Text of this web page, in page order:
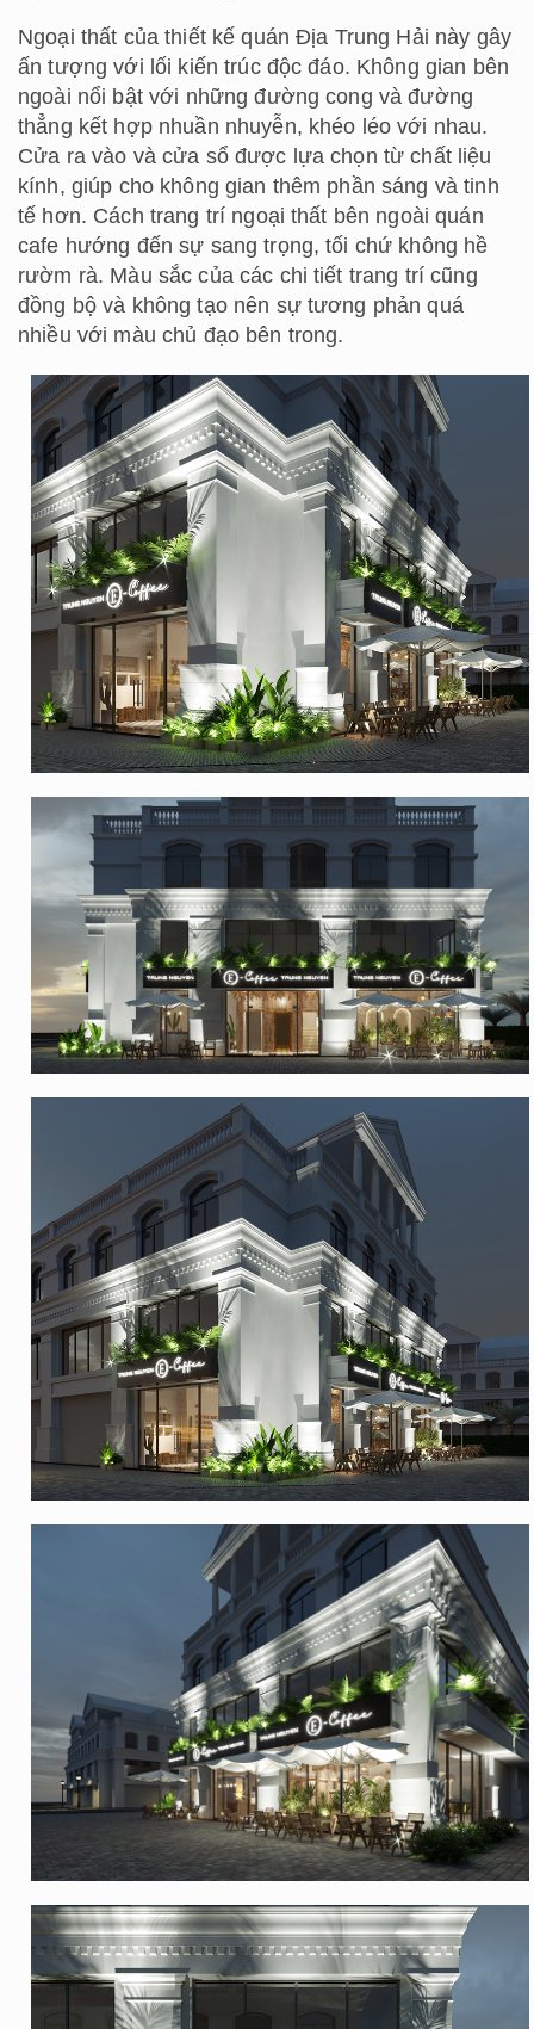
Ngoại thất của thiết kế quán Địa Trung Hải này gây
ấn tượng với lối kiến trúc độc đáo. Không gian bên
ngoài nổi bật với những đường cong và đường
thẳng kết hợp nhuần nhuyễn, khéo léo với nhau.
Cửa ra vào và cửa sổ được lựa chọn từ chất liệu
kính, giúp cho không gian thêm phần sáng và tinh
tế hơn. Cách trang trí ngoại thất bên ngoài quán
cafe hướng đến sự sang trọng, tối chứ không hề
rườm rà. Màu sắc của các chi tiết trang trí cũng
đồng bộ và không tạo nên sự tương phản quá
nhiều với màu chủ đạo bên trong.